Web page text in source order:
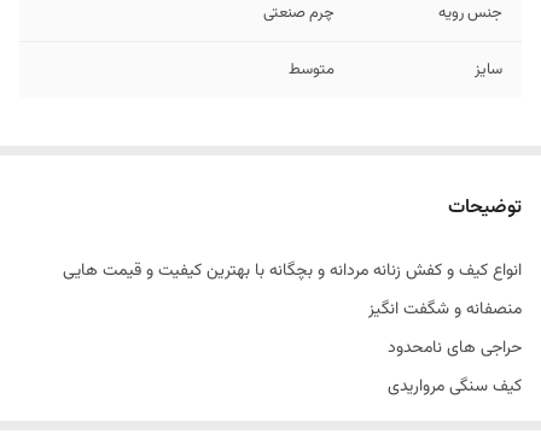
جنس رویه چرم صنعتی
سایز متوسط
توضیحات
انواع کیف و کفش زنانه مردانه و بچگانه با بهترین کیفیت و قیمت هایی
منصفانه و شگفت انگیز
حراجی های نامحدود
کیف سنگی مرواریدی